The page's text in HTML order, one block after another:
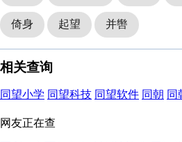
倚身 起望 并辔
相关查询
同望小学 同望科技 同望软件 同朝 同
网友正在查